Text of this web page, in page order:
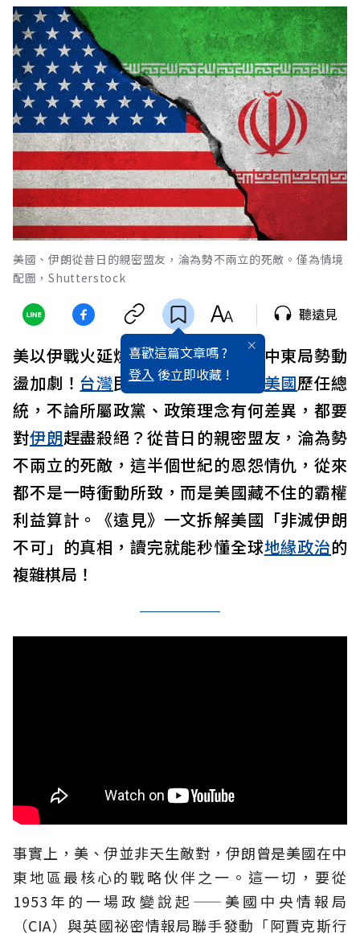
美國、伊朗從昔日的親密盟友，淪為勢不兩立的死敵。僅為情境
配圖，Shutterstock
喜歡這篇文章嗎 ?
登入 後立即收藏 !
聽遠見
美以伊戰火延燒，油價飆升不止、中東局勢動
盪加劇！ 台灣民眾不禁疑惑：為何 美國歷任總
統，不論所屬政黨、政策理念有何差異，都要
對伊朗趕盡殺絕？從昔日的親密盟友，淪為勢
不兩立的死敵，這半個世紀的恩怨情仇，從來
都不是一時衝動所致，而是美國藏不住的霸權
利益算計。《遠見》一文拆解美國「非滅伊朗
不可」的真相，讀完就能秒懂全球地緣政治的
複雜棋局！
事實上，美、伊並非天生敵對，伊朗曾是美國在中
東地區最核心的戰略伙伴之一。這一切，要從
1953年的一場政變說起——美國中央情報局
（CIA）與英國祕密情報局聯手發動「阿賈克斯行